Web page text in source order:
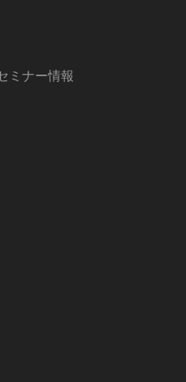
ミナー情報